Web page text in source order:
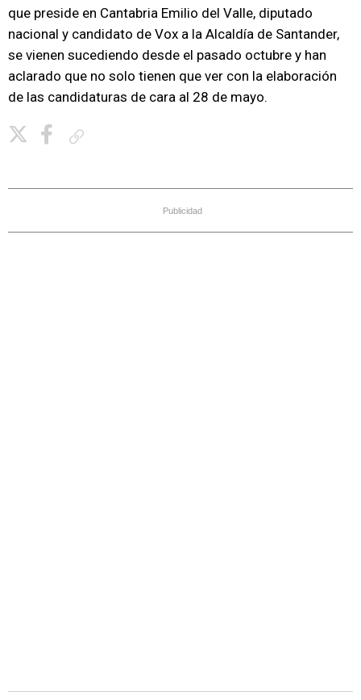
que preside en Cantabria Emilio del Valle, diputado
nacional y candidato de Vox a la Alcaldía de Santander,
se vienen sucediendo desde el pasado octubre y han
aclarado que no solo tienen que ver con la elaboración
de las candidaturas de cara al 28 de mayo.
Publicidad